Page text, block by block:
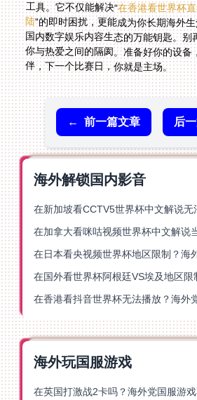
工具。它不仅能解决“在香港看世界杯
陆”的即时困扰，更能成为你长期海外
国内数字娱乐内容生态的万能钥匙。别
你与热爱之间的隔阂。准备好你的设
伴，下一个比赛日，你就是主场。
← 前一篇文章 后
海外解锁国内影音
海外玩国服游戏